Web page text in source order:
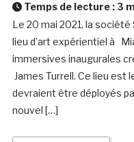
Temps de lecture : 3
Le 20 mai 2021, la
lieu d’art expérientiel à
immersives inaugurales
James Turrell. Ce lieu est
devraient être déployés
nouvel […]